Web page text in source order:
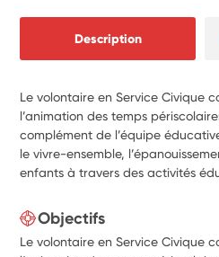
Description
Le volontaire en Service Civique
l’animation des temps
complément de l’équipe
le vivre-ensemble,
enfants à travers des activités
Objectifs
Le volontaire en Service Civique